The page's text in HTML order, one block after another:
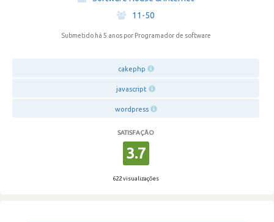
·
11-50
Submetido há 5 anos por Programador de software
cakephp
javascript
wordpress
SATISFAÇÃO
3.7
622 visualizações